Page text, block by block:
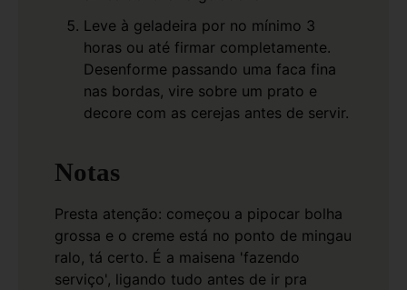
Leve à geladeira por no mínimo 3
horas ou até firmar completamente.
Desenforme passando uma faca fina
nas bordas, vire sobre um prato e
decore com as cerejas antes de servir.
Notas
Presta atenção: começou a pipocar bolha
grossa e o creme está no ponto de mingau
ralo, tá certo. É a maisena 'fazendo
serviço', ligando tudo antes de ir pra